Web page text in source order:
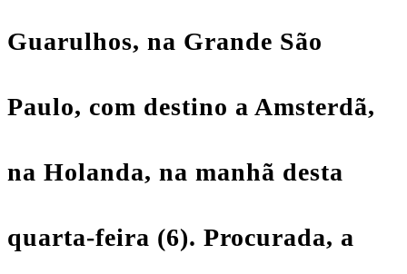
Guarulhos, na Grande São
Paulo, com destino a Amsterdã,
na Holanda, na manhã desta
quarta-feira (6). Procurada, a